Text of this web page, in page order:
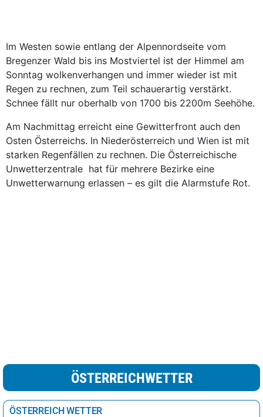
Im Westen sowie entlang der Alpennordseite vom
Bregenzer Wald bis ins Mostviertel ist der Himmel am
Sonntag wolkenverhangen und immer wieder ist mit
Regen zu rechnen, zum Teil schauerartig verstärkt.
Schnee fällt nur oberhalb von 1700 bis 2200m Seehöhe.
Am Nachmittag erreicht eine Gewitterfront auch den
Osten Österreichs. In Niederösterreich und Wien ist mit
starken Regenfällen zu rechnen. Die Österreichische
Unwetterzentrale hat für mehrere Bezirke eine
Unwetterwarnung erlassen – es gilt die Alarmstufe Rot.
ÖSTERREICHWETTER
ÖSTERREICH WETTER